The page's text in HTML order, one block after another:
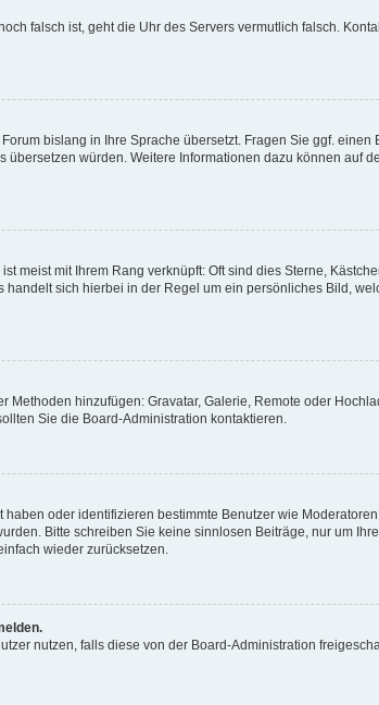
falsch ist, geht die Uhr des Servers vermutlich falsch.
bislang in Ihre Sprache übersetzt. Fragen Sie ggf.
würden. Weitere Informationen dazu können auf
meist mit Ihrem Rang verknüpft: Oft sind dies Sterne,
sich hierbei in der Regel um ein persönliches Bild,
hinzufügen: Gravatar, Galerie, Remote oder
Sie die Board-Administration kontaktieren.
oder identifizieren bestimmte Benutzer wie
Bitte schreiben Sie keine sinnlosen Beiträge, nur um
wieder zurücksetzen.
nutzen, falls diese von der Board-Administration